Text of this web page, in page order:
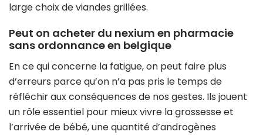
large choix de viandes grillées.
Peut on acheter du nexium en pharmacie
sans ordonnance en belgique
En ce qui concerne la fatigue, on peut faire plus
d’erreurs parce qu’on n’a pas pris le temps de
réfléchir aux conséquences de nos gestes. Ils jouent
un rôle essentiel pour mieux vivre la grossesse et
l’arrivée de bébé, une quantité d’androgènes